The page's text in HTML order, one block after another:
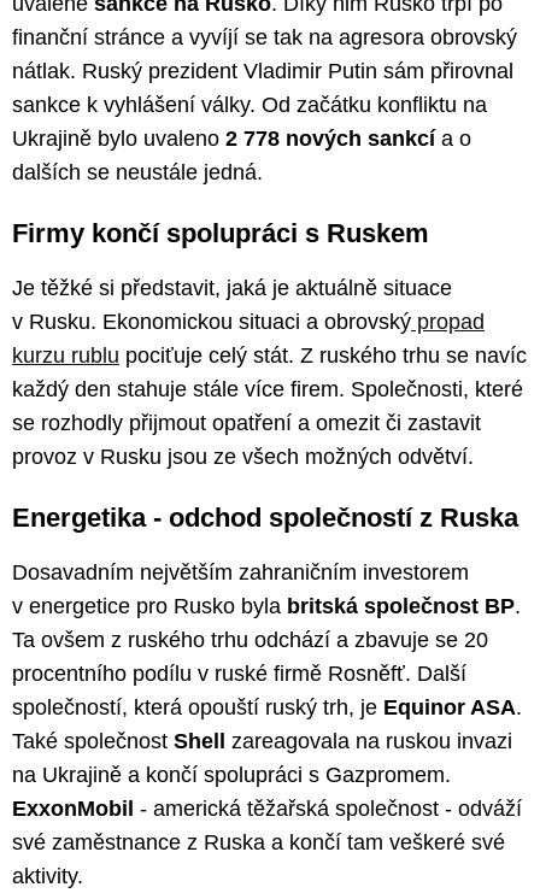
finanční stránce a vyvíjí se tak na agresora obrovský
nátlak. Ruský prezident Vladimir Putin sám přirovnal
sankce k vyhlášení války. Od začátku konfliktu na
Ukrajině bylo uvaleno 2 778 nových sankcí a o
dalších se neustále jedná.
Firmy končí spolupráci s Ruskem
Je těžké si představit, jaká je aktuálně situace
v Rusku. Ekonomickou situaci a obrovský propad
kurzu rublu pociťuje celý stát. Z ruského trhu se navíc
každý den stahuje stále více firem. Společnosti, které
se rozhodly přijmout opatření a omezit či zastavit
provoz v Rusku jsou ze všech možných odvětví.
Energetika - odchod společností z Ruska
Dosavadním největším zahraničním investorem
v energetice pro Rusko byla britská společnost BP.
Ta ovšem z ruského trhu odchází a zbavuje se 20
procentního podílu v ruské firmě Rosněfť. Další
společností, která opouští ruský trh, je Equinor ASA.
Také společnost Shell
zareagovala na ruskou invazi
na Ukrajině a končí spolupráci s Gazpromem.
ExxonMobil - americká těžařská společnost - odváží
své zaměstnance z Ruska a končí tam veškeré své
aktivity.